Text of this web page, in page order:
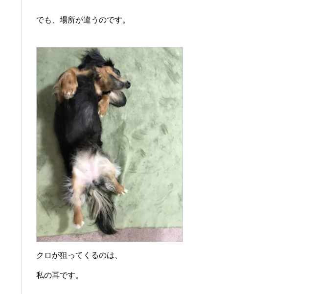
でも、場所が違うのです。
クロが狙ってくるのは、
私の耳です。